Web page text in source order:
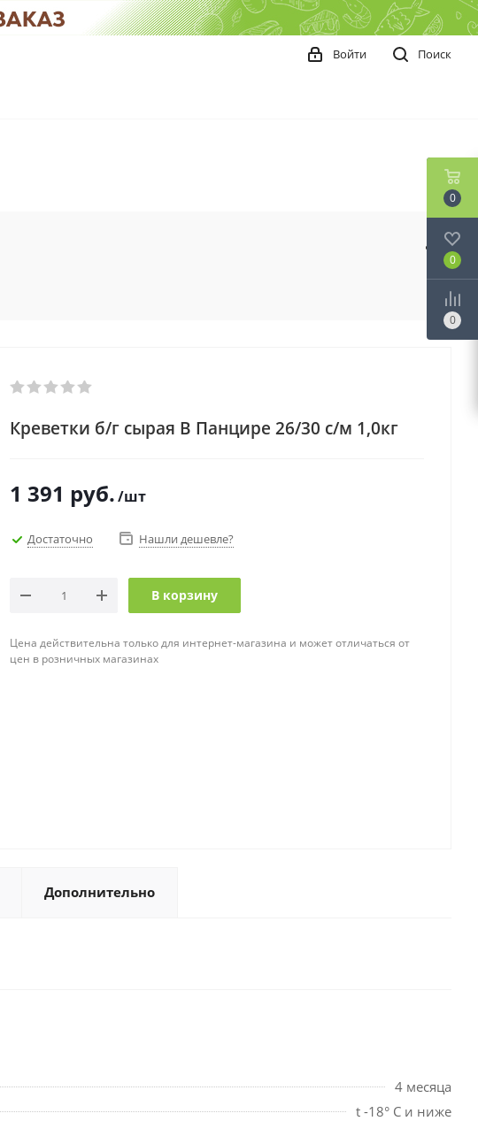
Поиск
Войти
Креветки б/г сырая В Панцире 26/30 с/м 1,0кг
1 391 руб./шт
Достаточно Нашли дешевле?
В корзину
Цена действительна только для интернет-магазина и может отличаться от
цен в розничных магазинах
Дополнительно
4 месяца
t -18° С и ниже
0
0
0